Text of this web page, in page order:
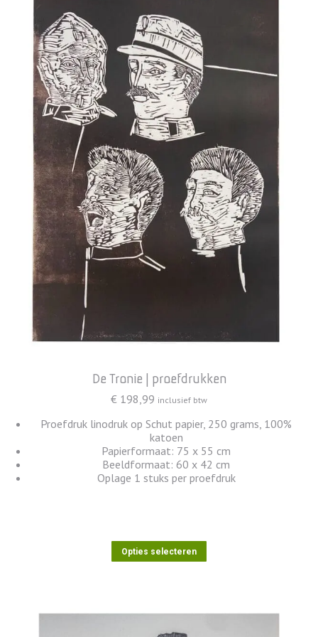
De Tronie | proefdrukken
€ 198,99 inclusief btw
Proefdruk linodruk op Schut papier, 250 grams, 100%
katoen
Papierformaat: 75 x 55 cm
Beeldformaat: 60 x 42 cm
Oplage 1 stuks per proefdruk
Opties selecteren
Dit
product
Deze